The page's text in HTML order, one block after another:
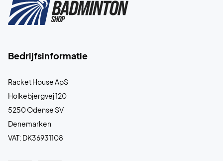
Bedrijfsinformatie
Racket House ApS
Holkebjergvej 120
5250 Odense SV
Denemarken
VAT: DK36931108